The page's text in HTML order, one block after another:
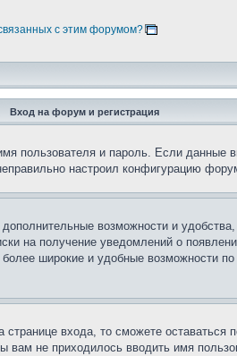
с этим форумом?
Вход на форум и регистрация
пользователя и пароль. Если
настроил конфигурацию
возможности и
на получение уведомлений о
более широкие и удобные
входа, то сможете
вам не приходилось вводить имя